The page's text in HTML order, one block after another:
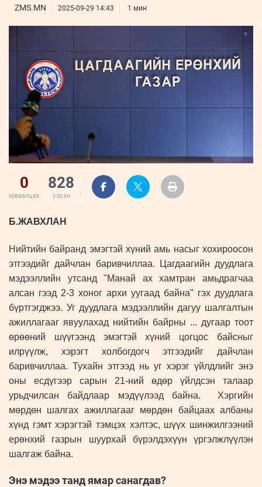
Бүртгүүлэх
Нэвтрэх
Бизнес
ФОТО
ТӨВ
ZUUNII
WEEKLY
ZMS.MN 2025-09-29 14:43 1 мин
0
хуваалцах
828
үзсэн
Б.ЖАВХЛАН
Нийтийн байранд эмэгтэй хүний амь насыг хохироосон
этгээдийг дайчлан баривчиллаа. Цагдаагийн дуудлага
мэдээллийн утсанд "Манай ах хамтран амьдрагчаа
алсан гээд 2-3 хоног архи уугаад байна" гэх дуудлага
бүртгэгджээ. Уг дуудлага мэдээллийн дагуу шалгалтын
ажиллагааг явуулахад нийтийн байрны ... дугаар тоот
өрөөний шүүгээнд эмэгтэй хүний цогцос байсныг
илрүүлж, хэрэгт холбогдогч этгээдийг дайчлан
баривчиллаа. Тухайн этгээд нь уг хэрэг үйлдлийг энэ
оны есдүгээр сарын 21-ний өдөр үйлдсэн талаар
урьдчилсан байдлаар мэдүүлээд байна. Хэргийн
мөрдөн шалгах ажиллагааг мөрдөн байцаах албаны
хүнд гэмт хэрэгтэй тэмцэх хэлтэс, шүүх шинжилгээний
ерөнхий газрын шуурхай бүрэлдэхүүн үргэлжлүүлэн
шалгаж байна.
Энэ мэдээ танд ямар санагдав?